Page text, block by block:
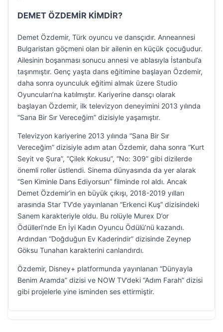
DEMET ÖZDEMİR KİMDİR?
Demet Özdemir, Türk oyuncu ve dansçıdır. Anneannesi
Bulgaristan göçmeni olan bir ailenin en küçük çocuğudur.
Ailesinin boşanması sonucu annesi ve ablasıyla İstanbul’a
taşınmıştır. Genç yaşta dans eğitimine başlayan Özdemir,
daha sonra oyunculuk eğitimi almak üzere Studio
Oyuncuları’na katılmıştır. Kariyerine dansçı olarak
başlayan Özdemir, ilk televizyon deneyimini 2013 yılında
“Sana Bir Sır Vereceğim” dizisiyle yaşamıştır.
Televizyon kariyerine 2013 yılında “Sana Bir Sır
Vereceğim” dizisiyle adım atan Özdemir, daha sonra “Kurt
Seyit ve Şura”, “Çilek Kokusu”, “No: 309” gibi dizilerde
önemli roller üstlendi. Sinema dünyasında da yer alarak
“Sen Kiminle Dans Ediyorsun” filminde rol aldı. Ancak
Demet Özdemir’in en büyük çıkışı, 2018-2019 yılları
arasında Star TV’de yayınlanan “Erkenci Kuş” dizisindeki
Sanem karakteriyle oldu. Bu rolüyle Murex D’or
Ödülleri’nde En İyi Kadın Oyuncu Ödülü’nü kazandı.
Ardından “Doğduğun Ev Kaderindir” dizisinde Zeynep
Göksu Tunahan karakterini canlandırdı.
Özdemir, Disney+ platformunda yayınlanan “Dünyayla
Benim Aramda” dizisi ve NOW TV’deki “Adım Farah” dizisi
gibi projelerle yine isminden ses ettirmiştir.